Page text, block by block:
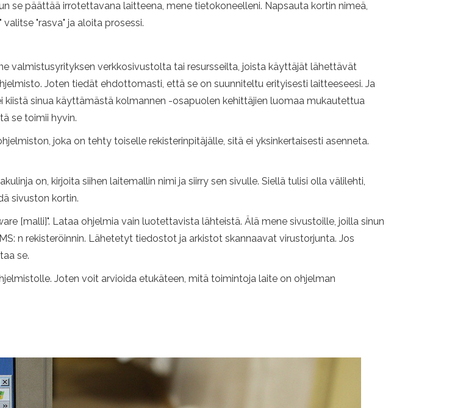
se päättää irrotettavana laitteena, mene tietokoneelleni. Napsauta kortin nimeä,
"rasva" ja aloita prosessi.
valmistusyrityksen verkkosivustolta tai resursseilta, joista käyttäjät lähettävät
Joten tiedät ehdottomasti, että se on suunniteltu erityisesti laitteeseesi. Ja
sinua käyttämästä kolmannen -osapuolen kehittäjien luomaa mukautettua
se toimii hyvin.
joka on tehty toiselle rekisterinpitäjälle, sitä ei yksinkertaisesti asenneta.
on, kirjoita siihen laitemallin nimi ja siirry sen sivulle. Siellä tulisi olla välilehti,
sivuston kortin.
[malli]". Lataa ohjelmia vain luotettavista lähteistä. Älä mene sivustoille, joilla sinun
n rekisteröinnin. Lähetetyt tiedostot ja arkistot skannaavat virustorjunta. Jos
se.
Joten voit arvioida etukäteen, mitä toimintoja laite on ohjelman